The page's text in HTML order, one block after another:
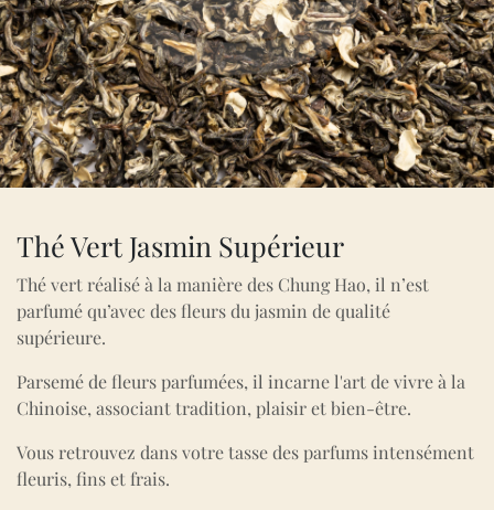
Thé Vert Jasmin Supérieur
Thé vert réalisé à la manière des Chung Hao, il n’est
parfumé qu’avec des fleurs du jasmin de qualité
supérieure.
Parsemé de fleurs parfumées, il incarne l'art de vivre à la
Chinoise, associant tradition, plaisir et bien-être.
Vous retrouvez dans votre tasse des parfums intensément
fleuris, fins et frais.